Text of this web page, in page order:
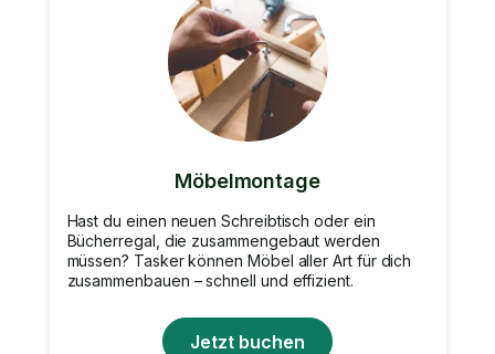
Möbelmontage
Hast du einen neuen Schreibtisch oder ein
Bücherregal, die zusammengebaut werden
müssen? Tasker können Möbel aller Art für dich
zusammenbauen – schnell und effizient.
Jetzt buchen